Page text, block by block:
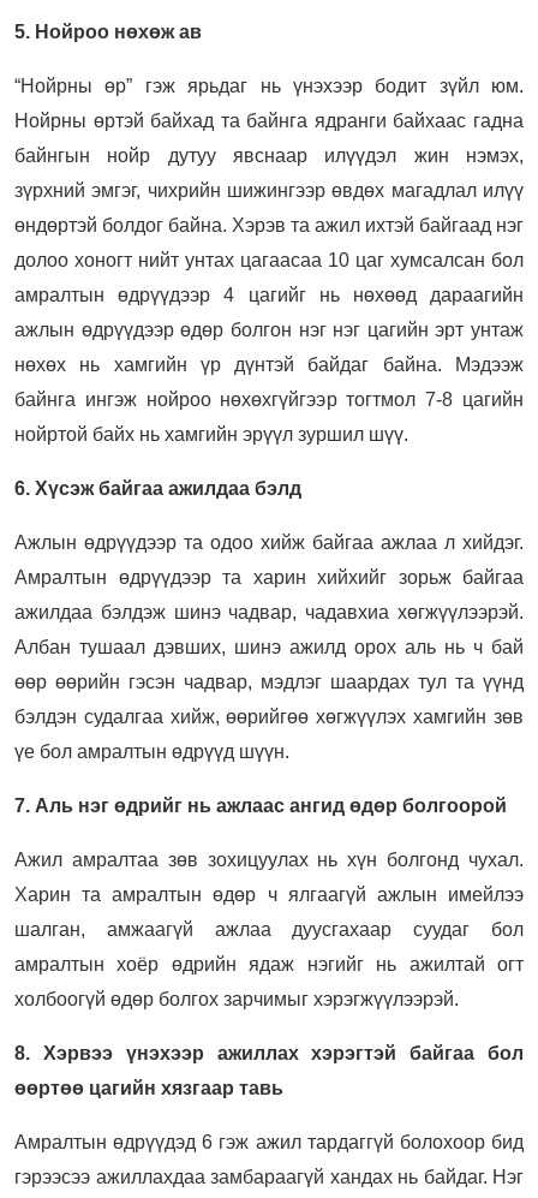
5. Нойроо нөхөж ав
“Нойрны өр” гэж ярьдаг нь үнэхээр бодит зүйл юм.
Нойрны өртэй байхад та байнга ядранги байхаас гадна
байнгын нойр дутуу явснаар илүүдэл жин нэмэх,
зүрхний эмгэг, чихрийн шижингээр өвдөх магадлал илүү
өндөртэй болдог байна. Хэрэв та ажил ихтэй байгаад нэг
долоо хоногт нийт унтах цагаасаа 10 цаг хумсалсан бол
амралтын өдрүүдээр 4 цагийг нь нөхөөд дараагийн
ажлын өдрүүдээр өдөр болгон нэг нэг цагийн эрт унтаж
нөхөх нь хамгийн үр дүнтэй байдаг байна. Мэдээж
байнга ингэж нойроо нөхөхгүйгээр тогтмол 7-8 цагийн
нойртой байх нь хамгийн эрүүл зуршил шүү.
6. Хүсэж байгаа ажилдаа бэлд
Ажлын өдрүүдээр та одоо хийж байгаа ажлаа л хийдэг.
Амралтын өдрүүдээр та харин хийхийг зорьж байгаа
ажилдаа бэлдэж шинэ чадвар, чадавхиа хөгжүүлээрэй.
Албан тушаал дэвших, шинэ ажилд орох аль нь ч бай
өөр өөрийн гэсэн чадвар, мэдлэг шаардах тул та үүнд
бэлдэн судалгаа хийж, өөрийгөө хөгжүүлэх хамгийн зөв
үе бол амралтын өдрүүд шүүн.
7. Аль нэг өдрийг нь ажлаас ангид өдөр болгоорой
Ажил амралтаа зөв зохицуулах нь хүн болгонд чухал.
Харин та амралтын өдөр ч ялгаагүй ажлын имейлээ
шалган, амжаагүй ажлаа дуусгахаар суудаг бол
амралтын хоёр өдрийн ядаж нэгийг нь ажилтай огт
холбоогүй өдөр болгох зарчимыг хэрэгжүүлээрэй.
8. Хэрвээ үнэхээр ажиллах хэрэгтэй байгаа бол
өөртөө цагийн хязгаар тавь
Амралтын өдрүүдэд 6 гэж ажил тардаггүй болохоор бид
гэрээсээ ажиллахдаа замбараагүй хандах нь байдаг. Нэг